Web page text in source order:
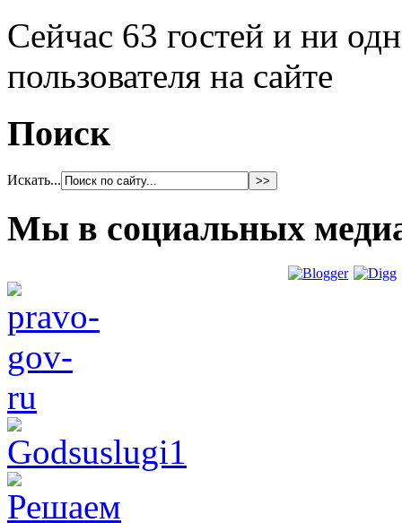
Сейчас 63 гостей и ни
пользователя на сайте
Поиск
Искать...
Мы в социальных